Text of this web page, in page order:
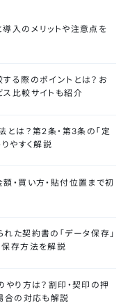
入のメリットや注意点を
る際のポイントとは？お
比較サイトも紹介
とは？第2条・第3条の「定
やすく解説
・買い方・貼付位置まで初
た契約書の「データ保存」
存方法を解説
やり方は？割印・契印の押
合の対応も解説